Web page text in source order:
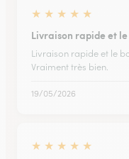
★ ★ ★ ★ ★
Livraison rapide et
Livraison rapide et le
Vraiment très bien.
19/05/2026
★ ★ ★ ★ ★